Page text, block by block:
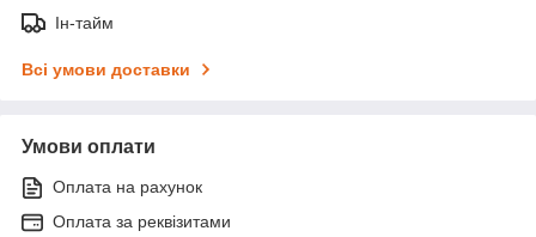
Ін-тайм
Всі умови доставки
Умови оплати
Оплата на рахунок
Оплата за реквізитами